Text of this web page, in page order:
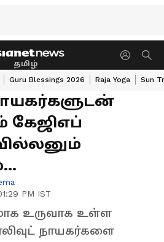
தமிழ்
Guru Blessings 2026 Raja Yoga Sun
கேஜிஎப்
PM IST
உருவாக உள்ள
நாயகர்களை